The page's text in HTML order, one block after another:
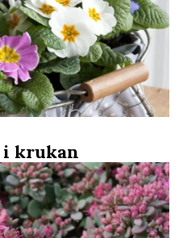
i krukan